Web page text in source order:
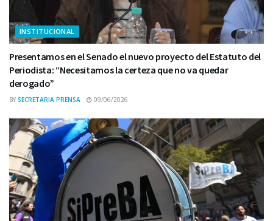
INSTITUCIONAL
Presentamos en el Senado el nuevo proyecto del Estatuto del
Periodista: “Necesitamos la certeza que no va quedar
derogado”
BY SECRETARIA PRENSA 09/06/2026